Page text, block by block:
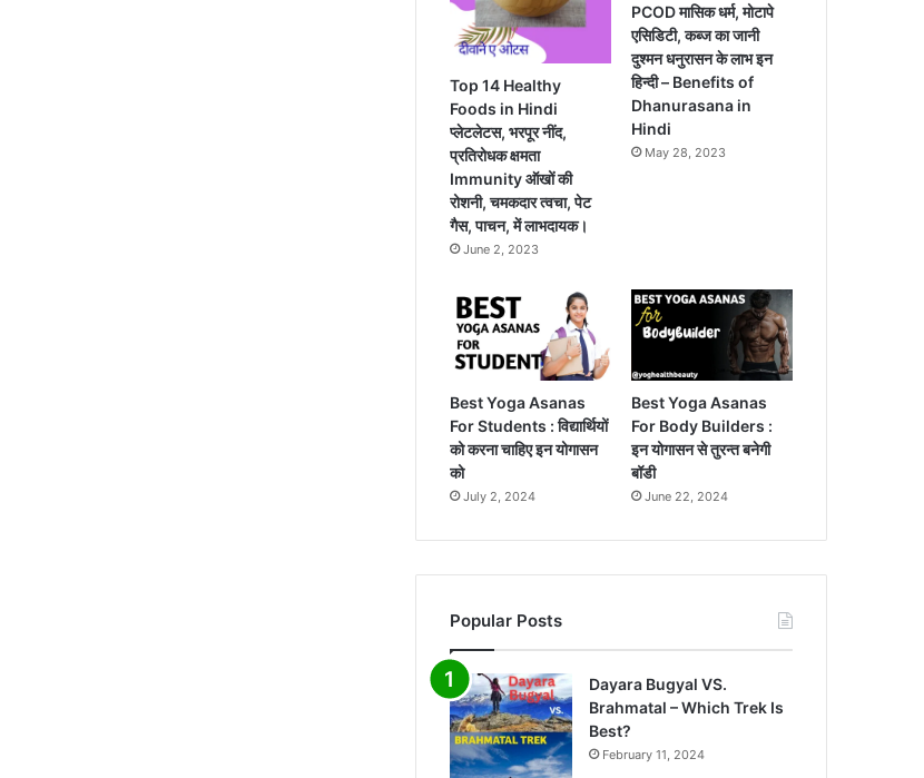
Top 14 Healthy
Foods in Hindi
प्लेटलेटस, भरपूर नींद,
प्रतिरोधक क्षमता
Immunity ऑखों की
रोशनी, चमकदार त्वचा, पेट
गैस, पाचन, में लाभदायक।
June 2, 2023
PCOD मासिक धर्म, मोटापे
एसिडिटी, कब्ज का जानी
दुश्मन धनुरासन के लाभ इन
हिन्दी – Benefits of
Dhanurasana in
Hindi
May 28, 2023
Best Yoga Asanas
For Students : विद्यार्थियों
को करना चाहिए इन योगासन
को
July 2, 2024
Best Yoga Asanas
For Body Builders :
इन योगासन से तुरन्त बनेगी
बॉडी
June 22, 2024
Popular Posts
Dayara Bugyal VS.
Brahmatal – Which Trek Is
Best?
February 11, 2024